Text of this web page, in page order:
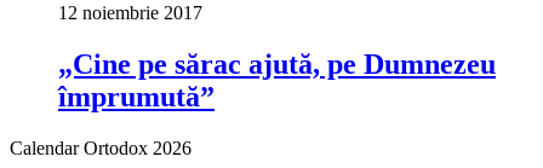
12 noiembrie 2017
„Cine pe sărac ajută, pe Dumnezeu
împrumută”
Calendar Ortodox 2026